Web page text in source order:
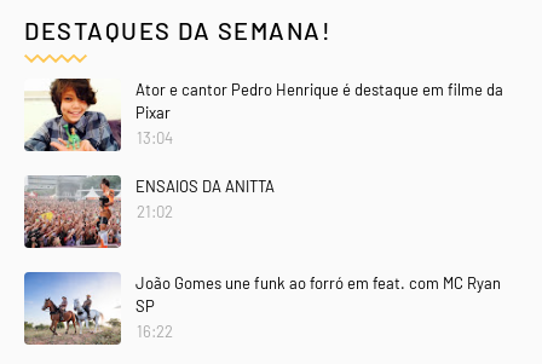
DESTAQUES DA SEMANA!
Ator e cantor Pedro Henrique é destaque em filme da
Pixar
13:04
ENSAIOS DA ANITTA
21:02
João Gomes une funk ao forró em feat. com MC Ryan
SP
16:22